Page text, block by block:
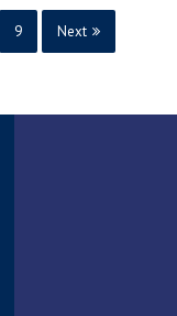
9 Next